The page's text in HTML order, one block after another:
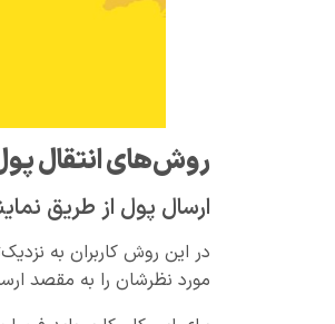
روش‌های انتقال
ارسال پول از طریق
در این روش کاربران به
مورد نظرشان را به مقصد